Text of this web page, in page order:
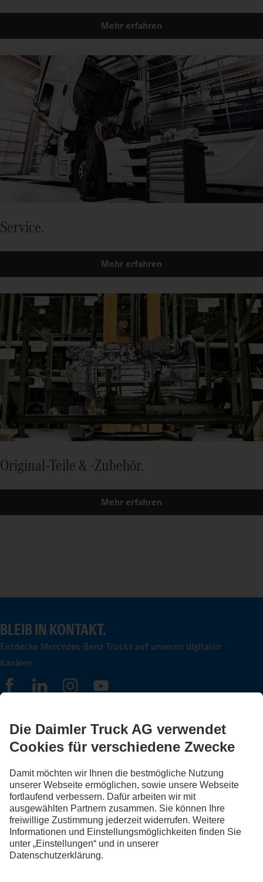
Mehr erfahren
Service.
Mehr erfahren
Original-Teile & -Zubehör.
Mehr erfahren
BLEIB IN KONTAKT.
Entdecke Mercedes-Benz Trucks auf unseren digitalen
Kanälen.
FOLLOW THE ROADSTARS.
Tausche jetzt Erfahrungen mit anderen Truckerinnen und
Truckern aus.